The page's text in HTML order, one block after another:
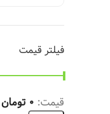
فیلتر قیمت
قيمت: 0 تومان